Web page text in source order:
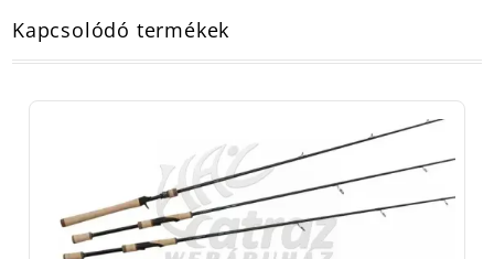
Kapcsolódó termékek